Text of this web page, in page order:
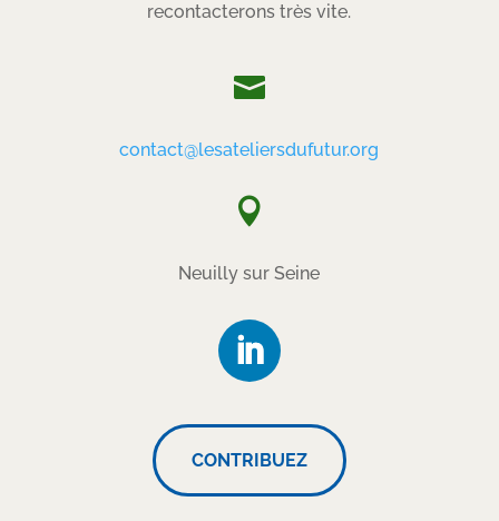
recontacterons très vite.

contact@lesateliersdufutur.org

Neuilly sur Seine
CONTRIBUEZ